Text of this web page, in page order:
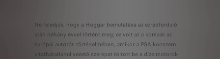
Ne feledjük, hogy a Hoggar bemutatása az ezredforduló
után néhány évvel történt meg; ez volt az a korszak az
európai autózás történelmében, amikor a PSA konszern
vitathatatlanul vezető szerepet töltött be a dízelmotorok